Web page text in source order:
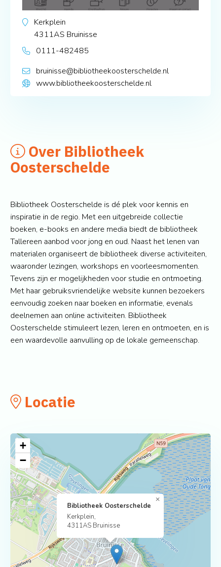
Kerkplein
4311AS Bruinisse
0111-482485
bruinisse@bibliotheekoosterschelde.nl
www.bibliotheekoosterschelde.nl
Over Bibliotheek
Oosterschelde
Bibliotheek Oosterschelde is dé plek voor kennis en
inspiratie in de regio. Met een uitgebreide collectie
boeken, e-books en andere media biedt de bibliotheek
Tallereen aanbod voor jong en oud. Naast het lenen van
materialen organiseert de bibliotheek diverse activiteiten,
waaronder lezingen, workshops en voorleesmomenten.
Tevens zijn er mogelijkheden voor studie en ontmoeting.
Met haar gebruiksvriendelijke website kunnen bezoekers
eenvoudig zoeken naar boeken en informatie, evenals
deelnemen aan online activiteiten. Bibliotheek
Oosterschelde stimuleert lezen, leren en ontmoeten, en is
een waardevolle aanvulling op de lokale gemeenschap.
Locatie
Bibliotheek Oosterschelde
Kerkplein,
4311AS Bruinisse
×
+
−